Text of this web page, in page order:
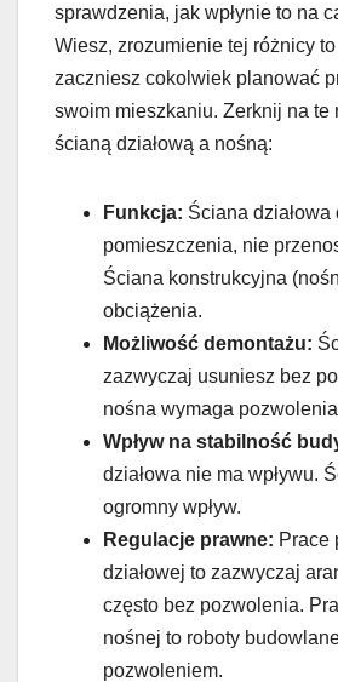
sprawdzenia, jak wpłynie to na
Wiesz, zrozumienie tej różnicy
zaczniesz cokolwiek planować
swoim mieszkaniu. Zerknij na te
ścianą działową a nośną:
Funkcja: Ściana działowa
pomieszczenia, nie
Ściana konstrukcyjna
obciążenia.
Możliwość demontażu:
zazwyczaj usuniesz bez
nośna wymaga
Wpływ na stabilność
działowa nie ma wpływu.
ogromny wpływ.
Regulacje prawne: Prace
działowej to zazwyczaj
często bez pozwolenia.
nośnej to roboty
pozwoleniem.